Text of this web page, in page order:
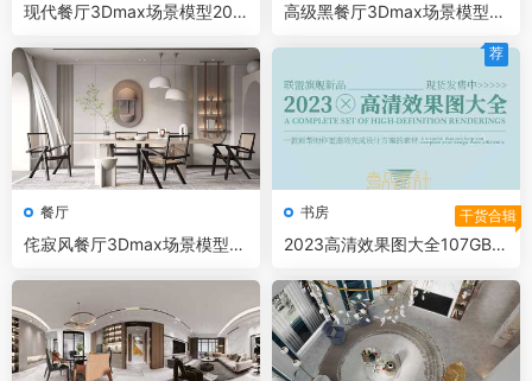
现代餐厅3Dmax场景模型20
高级黑餐厅3Dmax场景模型10
餐厅
侘寂风餐厅3Dmax场景模型10
书房 干货合辑
2023高清效果图大全107GB
部分带3D模型施工图
荐